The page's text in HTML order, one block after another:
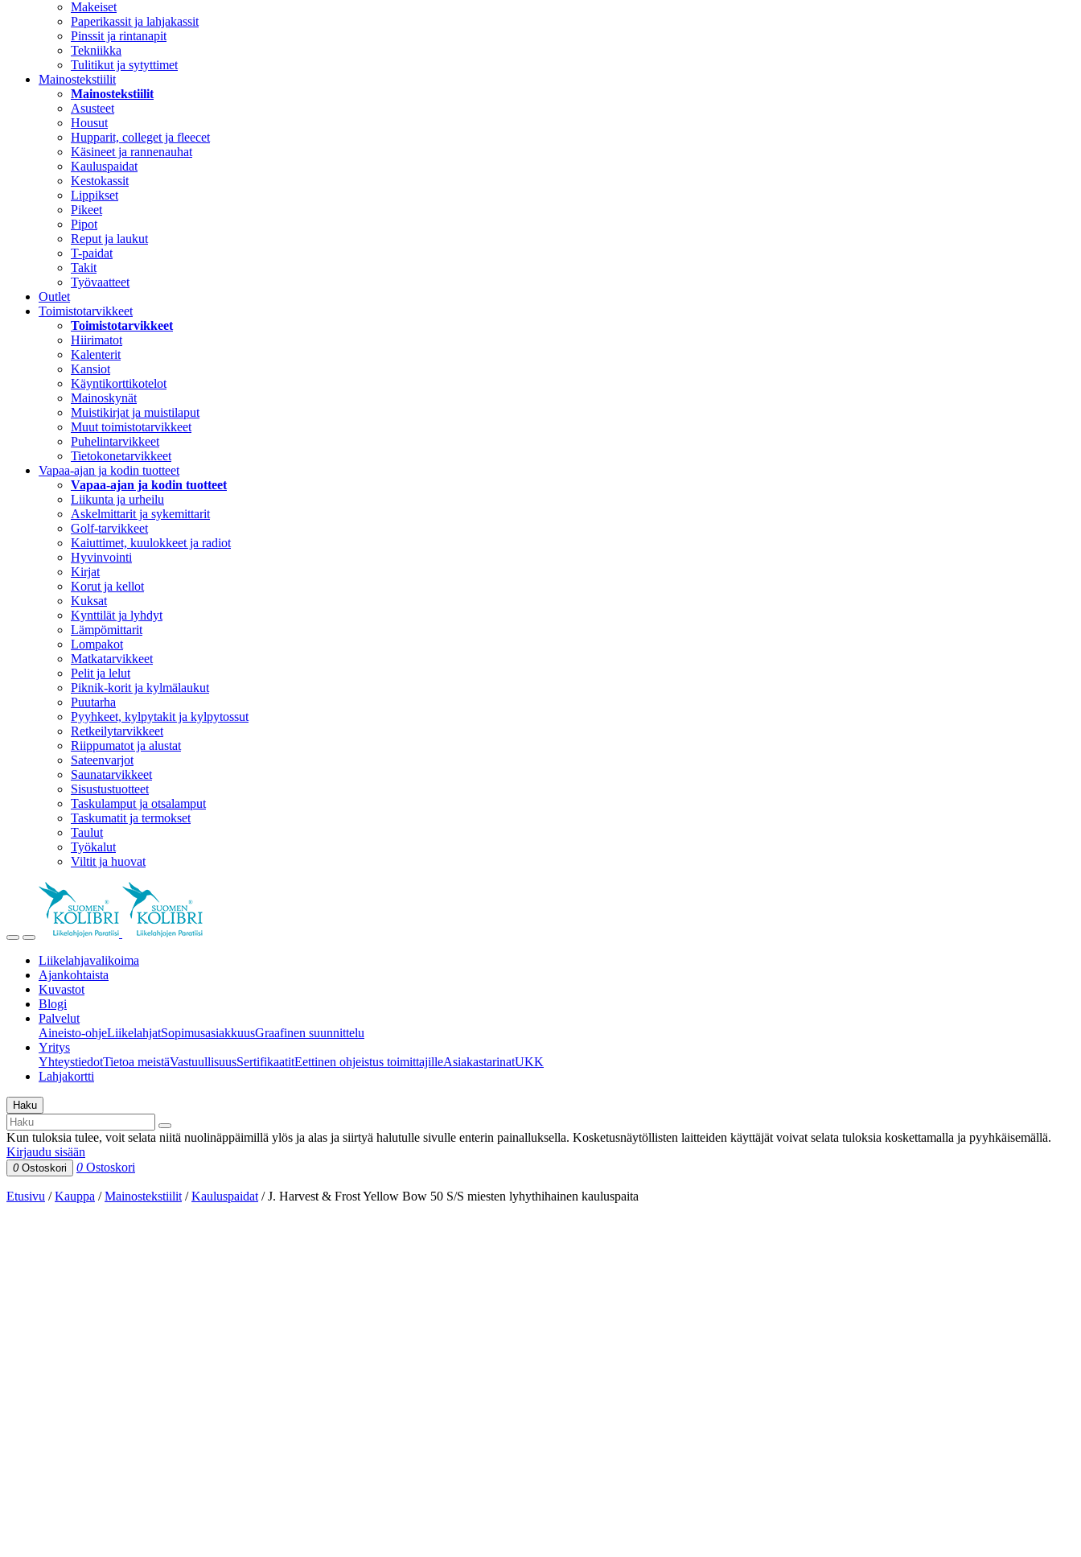
Makeiset
Paperikassit ja lahjakassit
Pinssit ja rintanapit
Tekniikka
Tulitikut ja sytyttimet
Mainostekstiilit
Mainostekstiilit
Asusteet
Housut
Hupparit, colleget ja fleecet
Käsineet ja rannenauhat
Kauluspaidat
Kestokassit
Lippikset
Pikeet
Pipot
Reput ja laukut
T-paidat
Takit
Työvaatteet
Outlet
Toimistotarvikkeet
Toimistotarvikkeet
Hiirimatot
Kalenterit
Kansiot
Käyntikorttikotelot
Mainoskynät
Muistikirjat ja muistilaput
Muut toimistotarvikkeet
Puhelintarvikkeet
Tietokonetarvikkeet
Vapaa-ajan ja kodin tuotteet
Vapaa-ajan ja kodin tuotteet
Liikunta ja urheilu
Askelmittarit ja sykemittarit
Golf-tarvikkeet
Kaiuttimet, kuulokkeet ja radiot
Hyvinvointi
Kirjat
Korut ja kellot
Kuksat
Kynttilät ja lyhdyt
Lämpömittarit
Lompakot
Matkatarvikkeet
Pelit ja lelut
Piknik-korit ja kylmälaukut
Puutarha
Pyyhkeet, kylpytakit ja kylpytossut
Retkeilytarvikkeet
Riippumatot ja alustat
Sateenvarjot
Saunatarvikkeet
Sisustustuotteet
Taskulamput ja otsalamput
Taskumatit ja termokset
Taulut
Työkalut
Viltit ja huovat
Liikelahjavalikoima
Ajankohtaista
Kuvastot
Blogi
Palvelut
Aineisto-ohjeLiikelahjatSopimusasiakkuusGraafinen suunnittelu
Yritys
YhteystiedotTietoa meistäVastuullisuusSertifikaatitEettinen ohjeistus toimittajilleAsiakastarinatUKK
Lahjakortti
Haku
Kun tuloksia tulee, voit selata niitä nuolinäppäimillä ylös ja alas ja siirtyä halutulle sivulle enterin painalluksella. Kosketusnäytöllisten laitteiden käyttäjät voivat selata tuloksia koskettamalla ja pyyhkäisemällä.
Kirjaudu sisään
0 Ostoskori 0 Ostoskori
Etusivu /Kauppa /Mainostekstiilit /Kauluspaidat /J. Harvest & Frost Yellow Bow 50 S/S miesten lyhythihainen kauluspaita